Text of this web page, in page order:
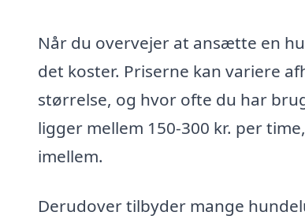
Når du overvejer at ansætte en
det koster. Priserne kan variere
størrelse, og hvor ofte du har
ligger mellem 150-300 kr. per
imellem.
Derudover tilbyder mange